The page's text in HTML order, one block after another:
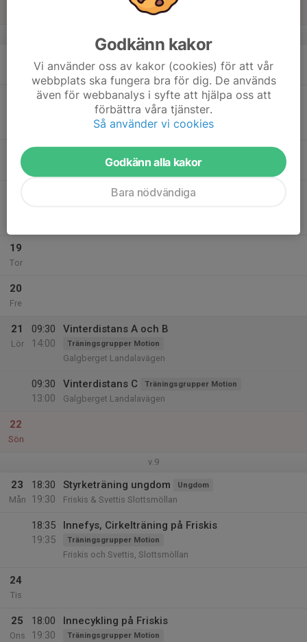
19:30
Friskis & Svettis Slottsmöllan
18:35
Innefys, Cirkelträning på Friskis
Träningsgrupper Motion
Friskis och Svettis, Slottsmöllan
Tis
Innecykling på Friskis
19
Tor
20
Fre
21
Lör
09:30
14:00
Vinterdistans A och B
Träningsgrupper Motion
Galgberget Landalavägen
09:30
13:00
Vinterdistans C Träningsgrupper Motion
Galgberget Landalavägen
22
Sön
v.9
23
Mån
18:30
19:30
Styrketräning ungdom Ungdom
Friskis & Svettis Slottsmöllan
18:35
19:35
Innefys, Cirkelträning på Friskis
Träningsgrupper Motion
Friskis och Svettis, Slottsmöllan
24
Tis
25
Ons
18:00
19:30
Innecykling på Friskis
Träningsgrupper Motion
Godkänn kakor
Vi använder oss av kakor (cookies) för att vår
webbplats ska fungera bra för dig. De används
även för webbanalys i syfte att hjälpa oss att
förbättra våra tjänster.
Så använder vi cookies
Godkänn alla kakor
Bara nödvändiga